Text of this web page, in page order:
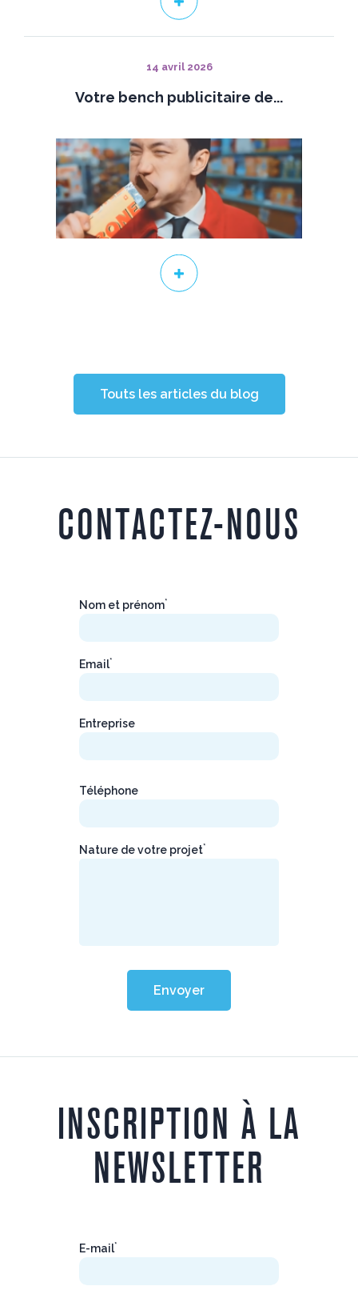
14 avril 2026
Votre bench publicitaire de...
Touts les articles du blog
CONTACTEZ-NOUS
Nom et prénom*
Email*
Entreprise
Téléphone
Nature de votre projet*
Envoyer
INSCRIPTION À LA
NEWSLETTER
E-mail*